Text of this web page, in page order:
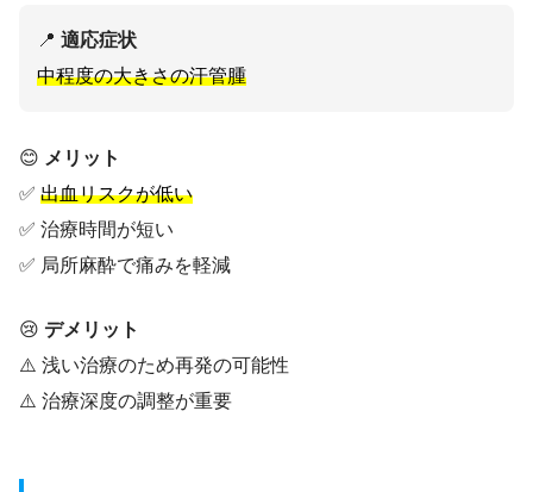
📍 適応症状
中程度の大きさの汗管腫
😊 メリット
✅ 出血リスクが低い
✅ 治療時間が短い
✅ 局所麻酔で痛みを軽減
😢 デメリット
⚠️ 浅い治療のため再発の可能性
⚠️ 治療深度の調整が重要